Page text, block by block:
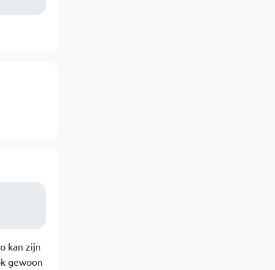
kan zijn
gewoon